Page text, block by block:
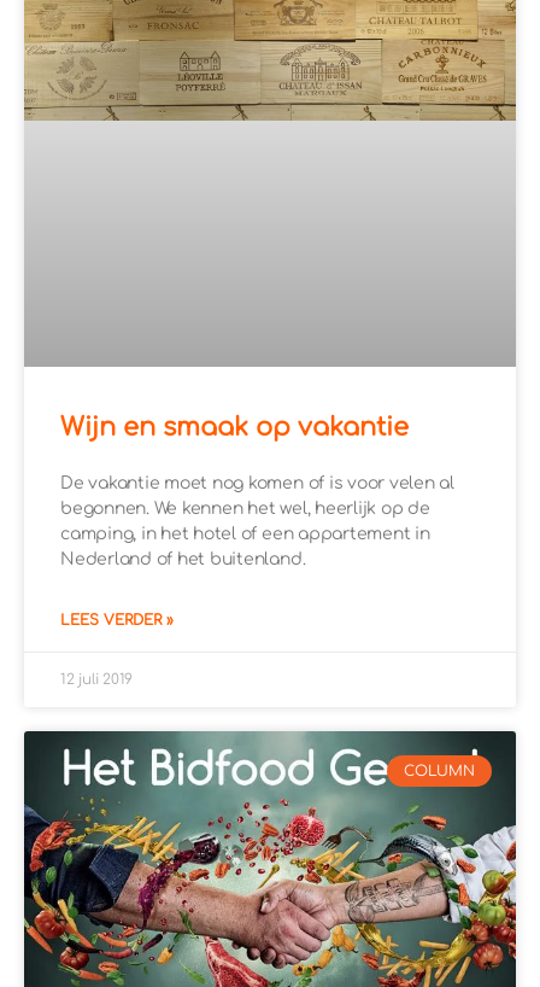
Wijn en smaak op vakantie
De vakantie moet nog komen of is voor velen al
begonnen. We kennen het wel, heerlijk op de
camping, in het hotel of een appartement in
Nederland of het buitenland.
LEES VERDER »
12 juli 2019
COLUMN